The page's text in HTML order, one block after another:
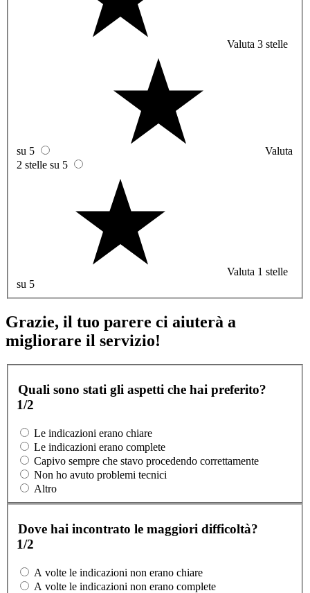
Valuta 3 stelle
su 5
Valuta
2 stelle su 5
Valuta 1 stelle
su 5
Grazie, il tuo parere ci aiuterà a
migliorare il servizio!
Quali sono stati gli aspetti che hai preferito?
1/2
Le indicazioni erano chiare
Le indicazioni erano complete
Capivo sempre che stavo procedendo correttamente
Non ho avuto problemi tecnici
Altro
Dove hai incontrato le maggiori difficoltà?
1/2
A volte le indicazioni non erano chiare
A volte le indicazioni non erano complete